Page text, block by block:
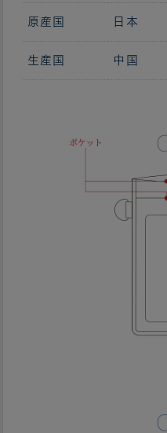
原産国 日本
生産国 中国